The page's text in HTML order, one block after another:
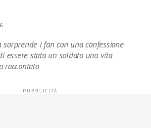
i fan con una confessione
essere stata un soldato una vita
raccontato